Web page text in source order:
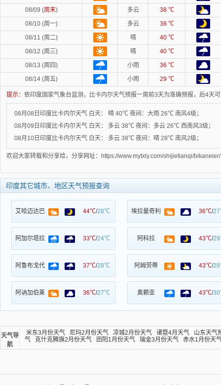
08/09 (周末) 多云
38 ℃
08/10 (周一)
多云
38 ℃
08/11 (周二)
晴
40 ℃
08/12 (周三)
晴
40 ℃
08/13 (周四)
小雨
36 ℃
08/14 (周五)
小雨 29 ℃
提示： 依印度国家气象台监测，比卡内尔天气预报一周前3天为准确预报，后4天
08月08日印度比卡内尔天气 白天： 晴 40℃ 夜间： 大雨 26℃ 南风4级；
08月09日印度比卡内尔天气 白天： 多云 38℃ 夜间： 多云 26℃ 西南风3级；
08月10日印度比卡内尔天气 白天： 多云 38℃ 夜间： 晴 28℃ 南风2级；
欢迎大家转载和分享给，分享网址：https://www.mytxly.com/shijietianqi/bikaneier/
印度其它城市、地区天气预报查询
艾哈迈达巴 44℃/28℃ 埃拉曼奇利 36℃/
阿加尔塔拉 33℃/24℃ 阿科拉 43℃/
阿鲁布戈代 37℃/28℃ 阿姆劳蒂 43℃/
阿讷加伯莱 36℃/27℃ 奥赖亚 43℃/
天气导
航
米东3月份天气 尼玛2月份天气 凉城2月份天气 诸暨4月天气
山东天气
气
克什克腾旗2月份天气 田阳1月份天气 瑞金3月份天气 赤水1月份天